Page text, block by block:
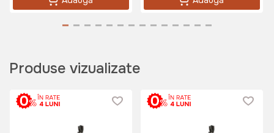
Produse vizualizate